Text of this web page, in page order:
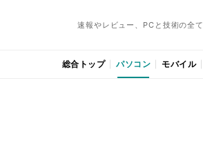
速報やレビュー、PCと技術の全て
総合トップ パソコン モバイル